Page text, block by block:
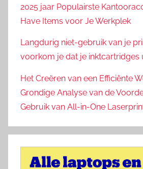
2025 jaar Populairste
Have Items voor Je Werkplek
Langdurig niet-gebruik van je
voorkom je dat je inktcartridges
Het Creëren van een Efficiënte
Grondige Analyse van de
Gebruik van All-in-One